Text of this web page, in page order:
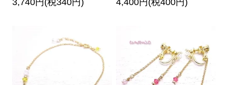
3,740円(税340円)
4,400円(税400円)